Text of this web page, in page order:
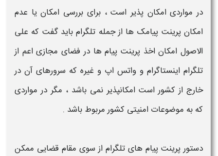
در مواردی امکان پذیر است ، برای بررسی امکان یا عدم
امکان پرینت پیامک ها از جمله تلگرام باید گفت که علی
الاصول امکان اخذ پرینت پیام هادر فضای مجازی اعم از
تلگرام اینستاگرام و واتس اپ و غیره که سرورهای آن در
خارج از کشور است امکانپذیر نمی باشد ، مگر در مواردی
که به موضوعات امنیتی کشور مربوط باشد .
دستور پرینت پیام های تلگرام از سوی مقام قضایی ممکن